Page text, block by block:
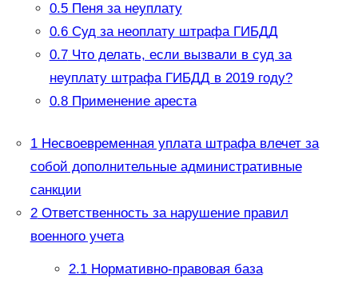
0.5Пеня за неуплату
0.6Суд за неоплату штрафа ГИБДД
0.7Что делать, если вызвали в суд за
неуплату штрафа ГИБДД в 2019 году?
0.8Применение ареста
1Несвоевременная уплата штрафа влечет за
собой дополнительные административные
санкции
2Ответственность за нарушение правил
военного учета
2.1Нормативно-правовая база